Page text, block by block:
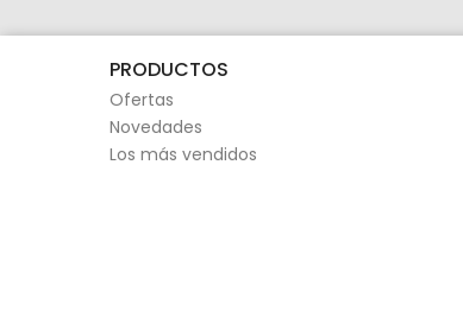
PRODUCTOS
Ofertas
Novedades
Los más vendidos